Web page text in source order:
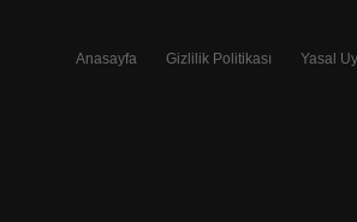
Anasayfa Gizlilik Politikası Yasal